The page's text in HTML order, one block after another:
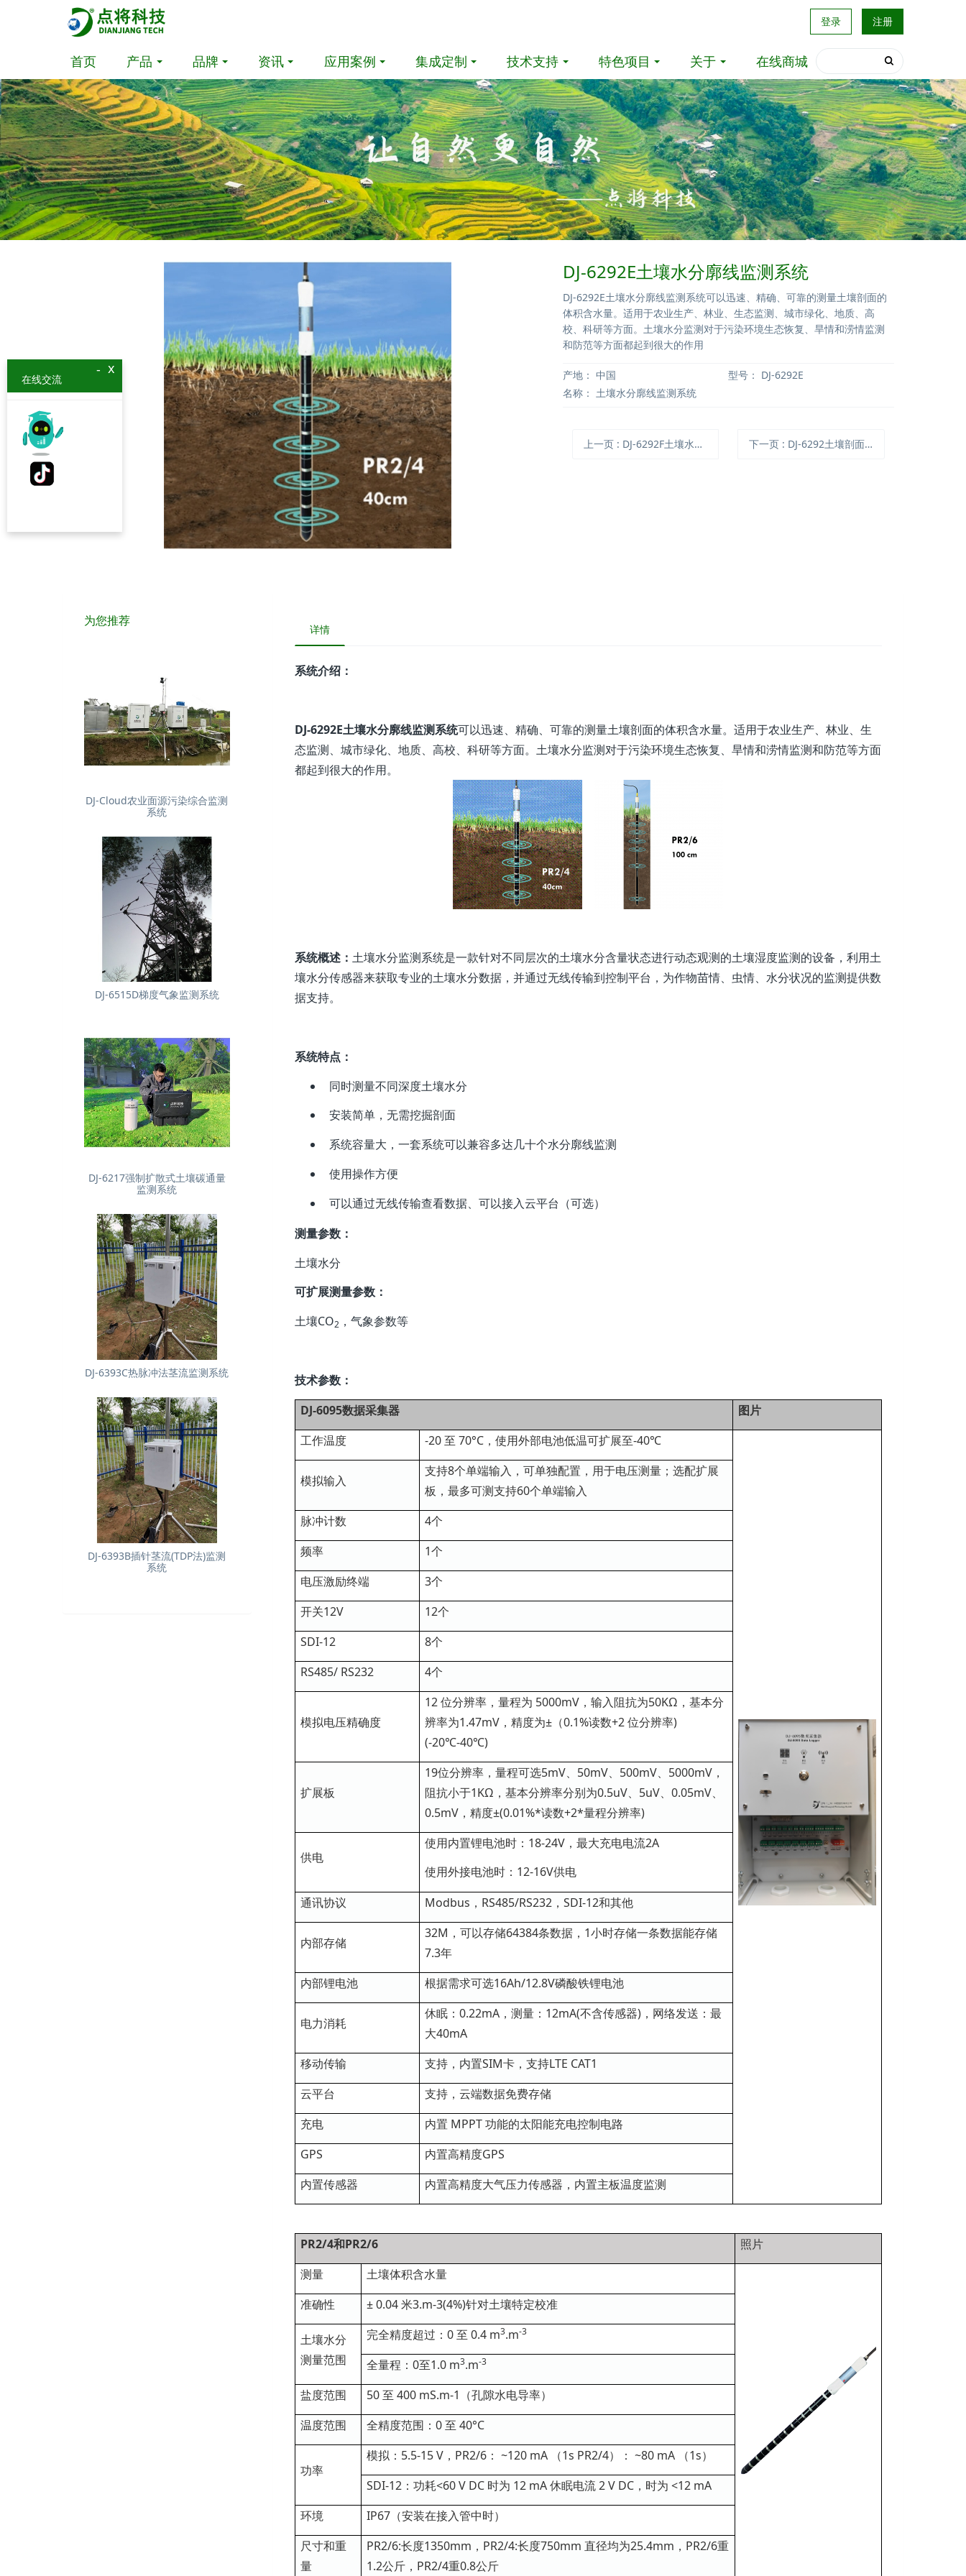
登录 注册
首页 产品 品牌 资讯 应用案例 集成定制 技术支持 特色项目 关于 在线商城
DJ-6292E土壤水分廓线监测系统
DJ-6292E土壤水分廓线监测系统可以迅速、精确、可靠的测量土壤剖面的
体积含水量。适用于农业生产、林业、生态监测、城市绿化、地质、高
校、科研等方面。土壤水分监测对于污染环境生态恢复、旱情和涝情监测
和防范等方面都起到很大的作用
产地： 中国 型号： DJ-6292E
名称： 土壤水分廓线监测系统
上一页 : DJ-6292F土壤水分、温度、电导率廓线监测系统 下一页 : DJ-6292土壤剖面呼吸梯度观测系统
详情
系统介绍：
DJ-6292E土壤水分廓线监测系统可以迅速、精确、可靠的测量土壤剖面的体积含水量。适用于农业生产、林业、生
态监测、城市绿化、地质、高校、科研等方面。土壤水分监测对于污染环境生态恢复、旱情和涝情监测和防范等方面
都起到很大的作用。
系统概述： 土壤水分监测系统是一款针对不同层次的土壤水分含量状态进行动态观测的土壤湿度监测的设备，利用土
壤水分传感器来获取专业的土壤水分数据，并通过无线传输到控制平台，为作物苗情、虫情、水分状况的监测提供数
据支持。
系统特点：
同时测量不同深度土壤水分
安装简单，无需挖掘剖面
系统容量大，一套系统可以兼容多达几十个水分廓线监测
使用操作方便
可以通过无线传输查看数据、可以接入云平台（可选）
测量参数：
土壤水分
可扩展测量参数：
土壤CO2 ，气象参数等
技术参数：
DJ-6095数据采集器
图片
工作温度
-20 至 70°C，使用外部电池低温可扩展至-40℃
模拟输入
支持8个单端输入，可单独配置，用于电压测量；选配扩展
板，最多可测支持60个单端输入
脉冲计数
4个
频率
1个
电压激励终端
3个
开关12V
12个
SDI-12
8个
RS485/ RS232
4个
模拟电压精确度
12 位分辨率，量程为 5000mV，输入阻抗为50KΩ，基本分
辨率为1.47mV，精度为±（0.1%读数+2 位分辨率)
(-20℃-40℃)
扩展板
19位分辨率，量程可选5mV、50mV、500mV、5000mV，
阻抗小于1KΩ，基本分辨率分别为0.5uV、5uV、0.05mV、
0.5mV，精度±(0.01%*读数+2*量程分辨率)
供电
使用内置锂电池时：18-24V，最大充电电流2A
使用外接电池时：12-16V供电
通讯协议
Modbus，RS485/RS232，SDI-12和其他
内部存储
32M，可以存储64384条数据，1小时存储一条数据能存储
7.3年
内部锂电池
根据需求可选16Ah/12.8V磷酸铁锂电池
电力消耗
休眠：0.22mA，测量：12mA(不含传感器)，网络发送：最
大40mA
移动传输
支持，内置SIM卡，支持LTE CAT1
云平台
支持，云端数据免费存储
充电
内置 MPPT 功能的太阳能充电控制电路
GPS
内置高精度GPS
内置传感器
内置高精度大气压力传感器，内置主板温度监测
PR2/4和PR2/6
照片
测量
土壤体积含水量
准确性
± 0.04 米3.m-3(4%)针对土壤特定校准
土壤水分
测量范围
完全精度超过：0 至 0.4 m3.m-3
全量程：0至1.0 m3.m-3
盐度范围
50 至 400 mS.m-1（孔隙水电导率）
温度范围
全精度范围：0 至 40°C
功率
模拟：5.5-15 V，PR2/6： ~120 mA （1s PR2/4）： ~80 mA （1s）
SDI-12：功耗<60 V DC 时为 12 mA 休眠电流 2 V DC，时为 <12 mA
环境
IP67（安装在接入管中时）
尺寸和重
量
PR2/6:长度1350mm，PR2/4:长度750mm 直径均为25.4mm，PR2/6重
1.2公斤，PR2/4重0.8公斤
为您推荐
DJ-Cloud农业面源污染综合监测
系统
DJ-6515D梯度气象监测系统
DJ-6217强制扩散式土壤碳通量
监测系统
DJ-6393C热脉冲法茎流监测系统
DJ-6393B插针茎流(TDP法)监测
系统
x
-
在线交流